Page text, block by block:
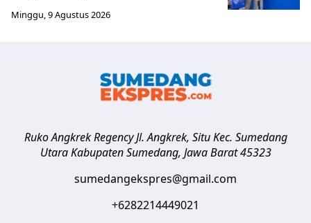
Minggu, 9 Agustus 2026
Ruko Angkrek Regency Jl. Angkrek, Situ Kec. Sumedang
Utara Kabupaten Sumedang, Jawa Barat 45323
sumedangekspres@gmail.com
+6282214449021